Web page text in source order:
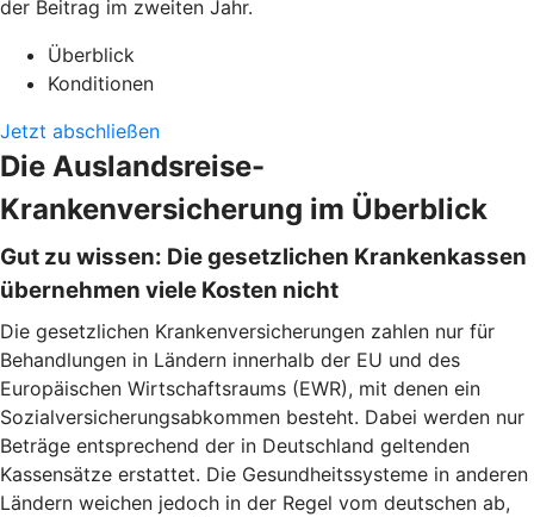
der Beitrag im zweiten Jahr.
Überblick
Konditionen
Jetzt abschließen
Die Auslandsreise-
Krankenversicherung im Überblick
Gut zu wissen: Die gesetzlichen Krankenkassen
übernehmen viele Kosten nicht
Die gesetzlichen Krankenversicherungen zahlen nur für
Behandlungen in Ländern innerhalb der EU und des
Europäischen Wirtschaftsraums (EWR), mit denen ein
Sozialversicherungsabkommen besteht. Dabei werden nur
Beträge entsprechend der in Deutschland geltenden
Kassensätze erstattet. Die Gesundheitssysteme in anderen
Ländern weichen jedoch in der Regel vom deutschen ab,